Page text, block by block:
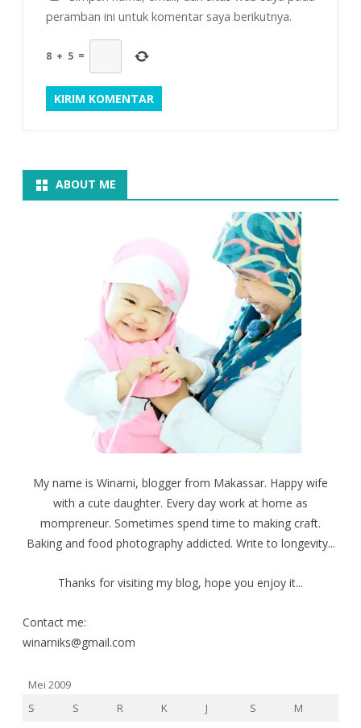
peramban ini untuk komentar saya berikutnya.
8 + 5 =
ABOUT ME
My name is Winarni, blogger from Makassar. Happy wife
with a cute daughter. Every day work at home as
mompreneur. Sometimes spend time to making craft.
Baking and food photography addicted. Write to longevity...
Thanks for visiting my blog, hope you enjoy it...
Contact me:
winarniks@gmail.com
Mei 2009
S
S R K J S
M